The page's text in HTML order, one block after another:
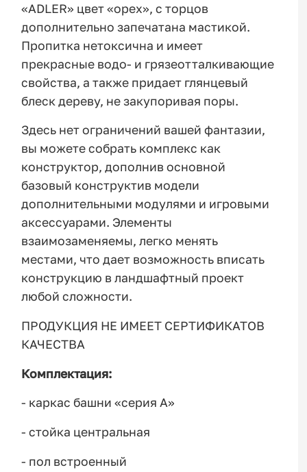
«ADLER» цвет «орех», с торцов
дополнительно запечатана мастикой.
Пропитка нетоксична и имеет
прекрасные водо- и грязеотталкивающие
свойства, а также придает глянцевый
блеск дереву, не закупоривая поры.
Здесь нет ограничений вашей фантазии,
вы можете собрать комплекс как
конструктор, дополнив основной
базовый конструктив модели
дополнительными модулями и игровыми
аксессуарами. Элементы
взаимозаменяемы, легко менять
местами, что дает возможность вписать
конструкцию в ландшафтный проект
любой сложности.
ПРОДУКЦИЯ НЕ ИМЕЕТ СЕРТИФИКАТОВ
КАЧЕСТВА
Комплектация:
- каркас башни «серия А»
- стойка центральная
- пол встроенный